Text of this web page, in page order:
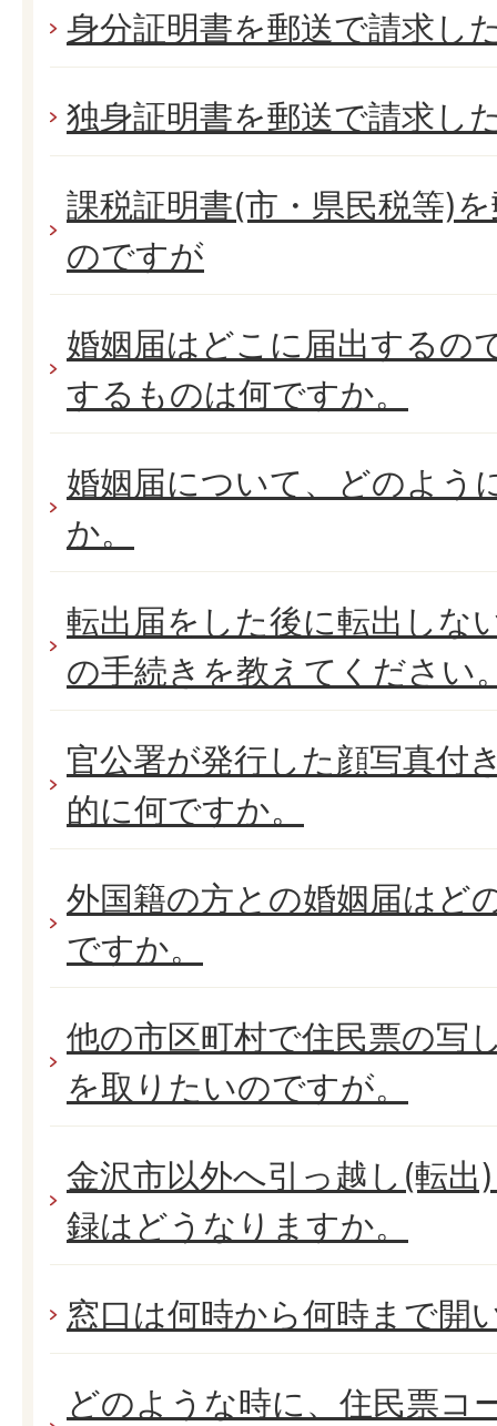
身分証明書を郵送で請求し
独身証明書を郵送で請求し
課税証明書(市・県民税等)
のですが
婚姻届はどこに届出するの
するものは何ですか。
婚姻届について、どのよう
か。
転出届をした後に転出しな
の手続きを教えてください
官公署が発行した顔写真付
的に何ですか。
外国籍の方との婚姻届はど
ですか。
他の市区町村で住民票の写
を取りたいのですが。
金沢市以外へ引っ越し(転出
録はどうなりますか。
窓口は何時から何時まで開
どのような時に、住民票コ